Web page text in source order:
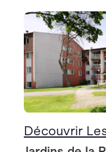
Découvrir